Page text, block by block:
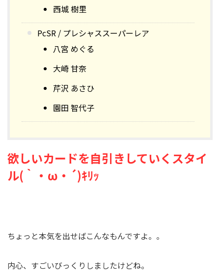
西城 樹里
PcSR / プレシャススーパーレア
八宮 めぐる
大崎 甘奈
芹沢 あさひ
園田 智代子
欲しいカードを自引きしていくスタイ
ル(｀・ω・´)ｷﾘｯ
ちょっと本気を出せばこんなもんですよ。。
内心、すごいびっくりしましたけどね。